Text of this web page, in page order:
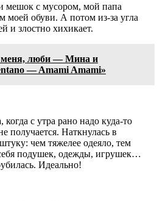
мешок с мусором, мой папа
моей обуви. А потом из-за угла
и злостно хихикает.
люби — Мина и
— Amami Amami»
с утра рано надо куда-то
получается. Наткнулась в
чем тяжелее одеяло, тем
подушек, одежды, игрушек…
Идеально!